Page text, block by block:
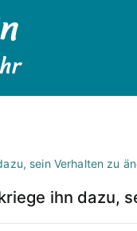
ihn dazu,